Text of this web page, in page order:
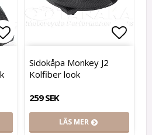
till i favoritlistan
Sidokåpa Monkey J2
Kolfiber look
259 SEK
LÄS MER